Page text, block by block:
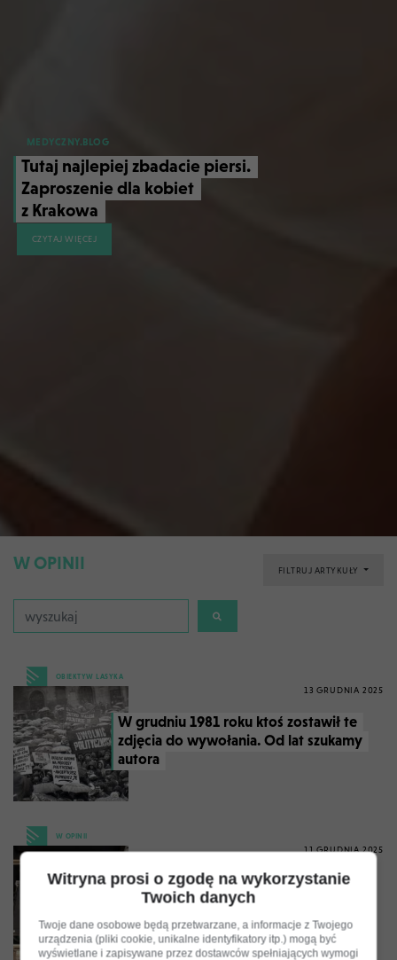
MEDYCZNY.BLOG
Tutaj najlepiej zbadacie piersi.
Zaproszenie dla kobiet
z Krakowa
CZYTAJ WIĘCEJ
W OPINII FILTRUJ ARTYKUŁY
OBIEKTYW LASYKA
13 GRUDNIA 2025
W grudniu 1981 roku ktoś zostawił te
zdjęcia do wywołania. Od lat szukamy
autora
W OPINII
11 GRUDNIA 2025
Na krakowskiej AGH tworzą
elektroniczny nos. Pomoże wykryć
groźne choroby
Witryna prosi o zgodę na wykorzystanie
Twoich danych
Twoje dane osobowe będą przetwarzane, a informacje z Twojego
urządzenia (pliki cookie, unikalne identyfikatory itp.) mogą być
wyświetlane i zapisywane przez dostawców spełniających wymogi